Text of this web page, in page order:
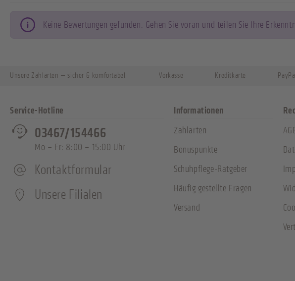
Keine Bewertungen gefunden. Gehen Sie voran und teilen Sie Ihre
Service-Hotline
03467/154466
Mo – Fr: 8:00 – 15:00 Uhr
Kontaktformular
Unsere Filialen
Informationen
Zahlarten
Bonuspunkte
Schuhpflege-Ratgeber
Häufig gestellte Fragen
Versand
Unsere Zahlarten — sicher & komfortabel: Vorkasse Kreditkarte